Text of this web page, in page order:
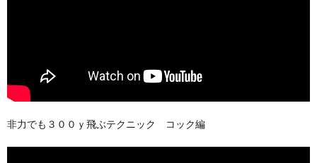
非力でも３００ｙ飛ぶテクニック コック編